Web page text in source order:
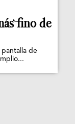
fino de
pantalla de